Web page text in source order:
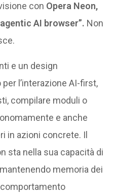
con Opera Neon,
AI browser”. Non
e un design
l’interazione AI-first,
compilare moduli o
e anche
in azioni concrete. Il
sta nella sua capacità di
memoria dei